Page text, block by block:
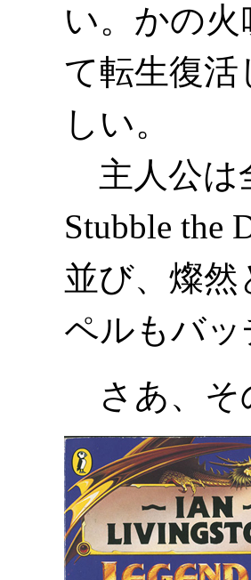
い。かの
て転生復
しい。
主人公は
Stubble the
並び、燦
ペルもバッ
さあ、そ